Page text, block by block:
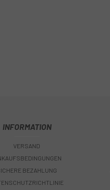
INFORMATION
VERSAND
BEZAHLUNG